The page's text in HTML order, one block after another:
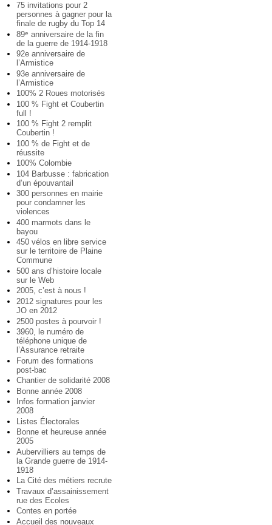
75 invitations pour 2
personnes à gagner pour la
finale de rugby du Top 14
89e anniversaire de la fin
de la guerre de 1914-1918
92e anniversaire de
l’Armistice
93e anniversaire de
l’Armistice
100% 2 Roues motorisés
100 % Fight et Coubertin
full !
100 % Fight 2 remplit
Coubertin !
100 % de Fight et de
réussite
100% Colombie
104 Barbusse : fabrication
d’un épouvantail
300 personnes en mairie
pour condamner les
violences
400 marmots dans le
bayou
450 vélos en libre service
sur le territoire de Plaine
Commune
500 ans d’histoire locale
sur le Web
2005, c’est à nous !
2012 signatures pour les
JO en 2012
2500 postes à pourvoir !
3960, le numéro de
téléphone unique de
l’Assurance retraite
Forum des formations
post-bac
Chantier de solidarité 2008
Bonne année 2008
Infos formation janvier
2008
Listes Électorales
Bonne et heureuse année
2005
Aubervilliers au temps de
la Grande guerre de 1914-
1918
La Cité des métiers recrute
Travaux d’assainissement
rue des Ecoles
Contes en portée
Accueil des nouveaux